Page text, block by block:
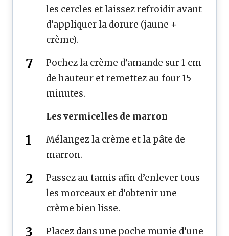
les cercles et laissez refroidir avant
d’appliquer la dorure (jaune +
crème).
Pochez la crème d’amande sur 1 cm
de hauteur et remettez au four 15
minutes.
Les vermicelles de marron
Mélangez la crème et la pâte de
marron.
Passez au tamis afin d’enlever tous
les morceaux et d’obtenir une
crème bien lisse.
Placez dans une poche munie d’une